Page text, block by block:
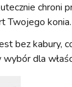
W STAJNI.
STOP
chroni
Twojego konia.
bez kabury,
dla